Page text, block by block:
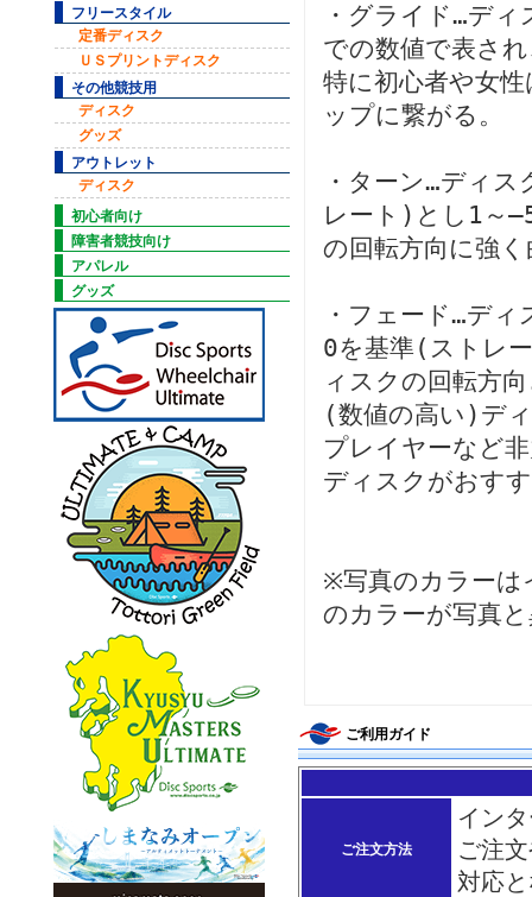
フリースタイル
定番ディスク
ＵＳプリントディスク
その他競技用
ディスク
グッズ
アウトレット
ディスク
初心者向け
障害者競技向け
アパレル
グッズ
・グライド…デ
での数値で表さ
特に初心者や女
ップに繋がる。
・ターン…ディ
レート)とし1～
の回転方向に強
・フェード…デ
0を基準(ストレ
ィスクの回転方
(数値の高い)デ
プレイヤーなど
ディスクがおす
※写真のカラーは
のカラーが写真
ご利用ガイド
ご注文方法
イン
ご注
対応